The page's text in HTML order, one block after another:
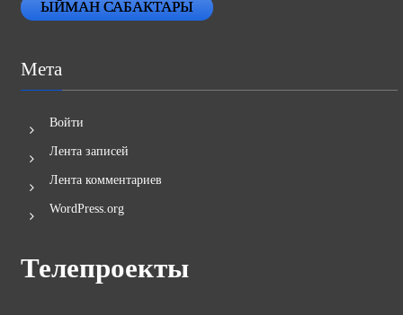
ЫЙМАН САБАКТАРЫ
Мета
Войти
Лента записей
Лента комментариев
WordPress.org
Телепроекты